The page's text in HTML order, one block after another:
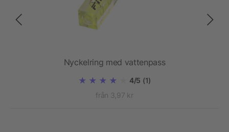
Nyckelring med vattenpass
4/5 (1)
från 3,97 kr